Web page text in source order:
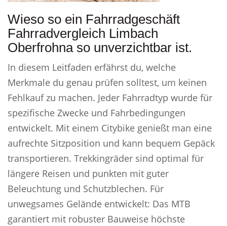
Wieso so ein Fahrradgeschäft
Fahrradvergleich Limbach
Oberfrohna so unverzichtbar ist.
In diesem Leitfaden erfährst du, welche
Merkmale du genau prüfen solltest, um keinen
Fehlkauf zu machen. Jeder Fahrradtyp wurde für
spezifische Zwecke und Fahrbedingungen
entwickelt. Mit einem Citybike genießt man eine
aufrechte Sitzposition und kann bequem Gepäck
transportieren. Trekkingräder sind optimal für
längere Reisen und punkten mit guter
Beleuchtung und Schutzblechen. Für
unwegsames Gelände entwickelt: Das MTB
garantiert mit robuster Bauweise höchste